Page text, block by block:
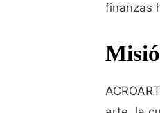
finanzas